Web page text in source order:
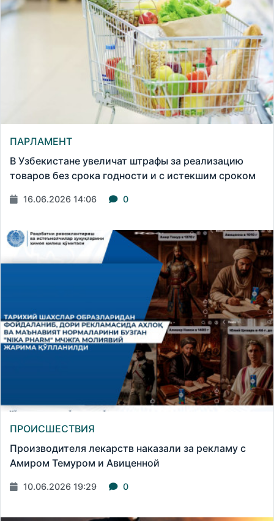
ПАРЛАМЕНТ
В Узбекистане увеличат штрафы за реализацию
товаров без срока годности и с истекшим сроком
16.06.2026 14:06 0
ПРОИСШЕСТВИЯ
Производителя лекарств наказали за рекламу с
Амиром Темуром и Авиценной
10.06.2026 19:29 0